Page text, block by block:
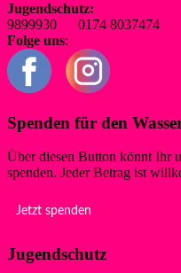
Jugendschutz:
9899930 0174 8037474
Folge uns:
Spenden für den
Über diesen Button könnt Ihr
spenden. Jeder Betrag ist
Jetzt spenden
Jugendschutz